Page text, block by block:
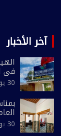
آخر الأخبار
في
30 يوليو، 2026
30 يوليو، 2026